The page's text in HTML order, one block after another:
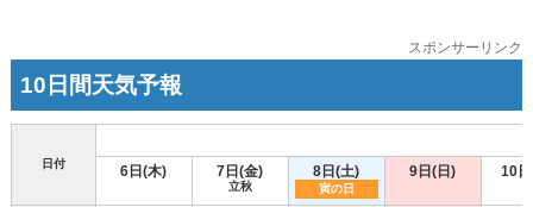
スポンサーリンク
10日間天気予報
日付 6日(木) 7日(金)
立秋
8日(土)
寅の日
9日(日) 10